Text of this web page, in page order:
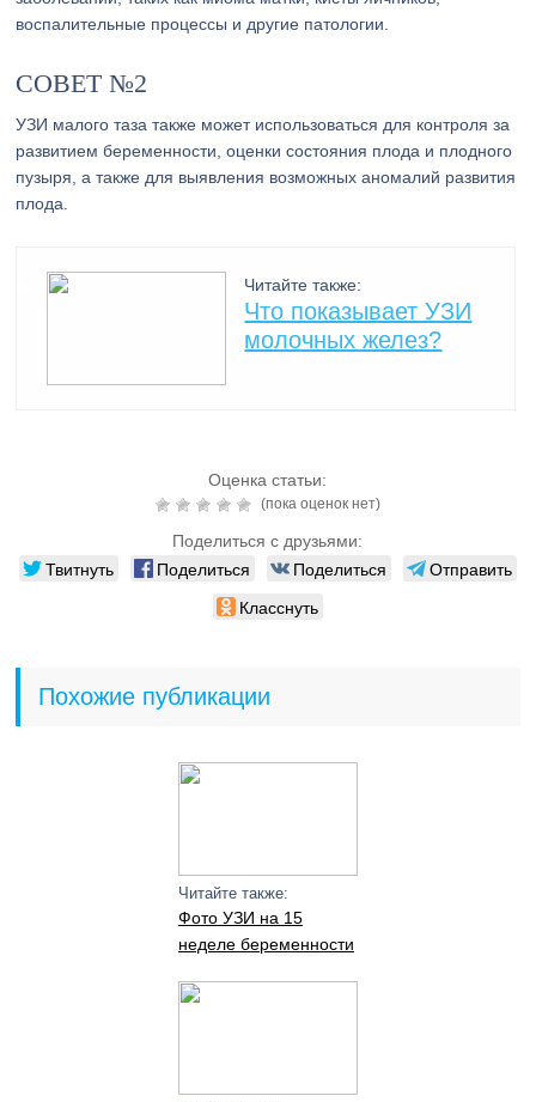
воспалительные процессы и другие патологии.
СОВЕТ №2
УЗИ малого таза также может использоваться для контроля за
развитием беременности, оценки состояния плода и плодного
пузыря, а также для выявления возможных аномалий развития
плода.
Читайте также:
Что показывает УЗИ
молочных желез?
Оценка статьи:
(пока оценок нет)
Поделиться с друзьями:
Твитнуть Поделиться Поделиться
Отправить
Класснуть
Похожие публикации
Читайте также:
Фото УЗИ на 15
неделе беременности